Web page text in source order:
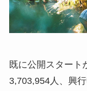
既に公開スタート
3,703,954人、興